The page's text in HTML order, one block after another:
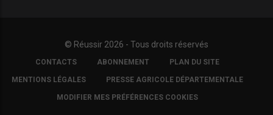
© Réussir 2026 - Tous droits réservés
FOOTER
COPYRIGHT
CONTACTS ABONNEMENT PLAN DU SITE
MENTIONS LÉGALES PRESSE AGRICOLE DÉPARTEMENTALE
MODIFIER MES PRÉFÉRENCES COOKIES